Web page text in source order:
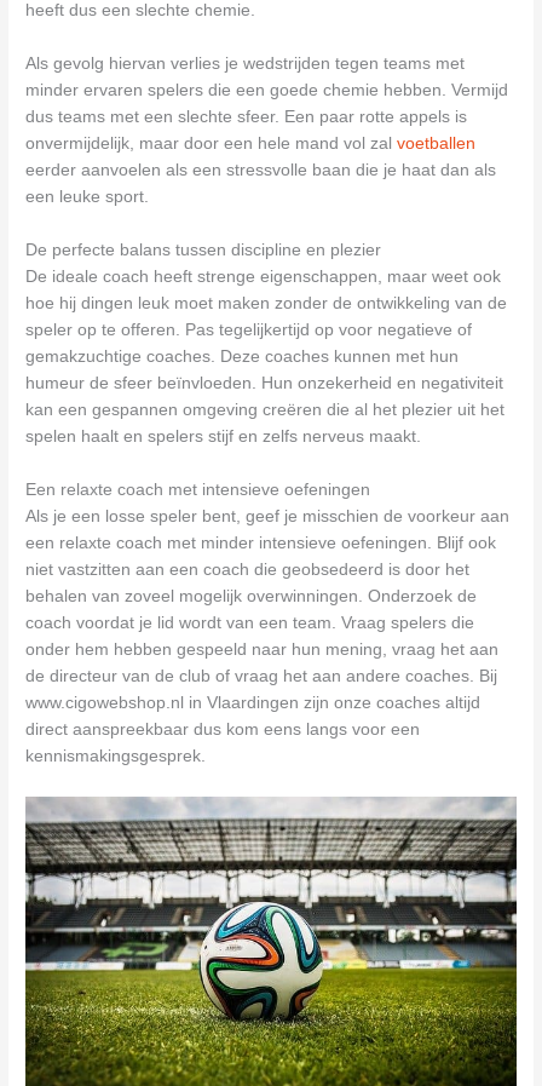
heeft dus een slechte chemie.
Als gevolg hiervan verlies je wedstrijden tegen teams met
minder ervaren spelers die een goede chemie hebben. Vermijd
dus teams met een slechte sfeer. Een paar rotte appels is
onvermijdelijk, maar door een hele mand vol zalvoetballen
eerder aanvoelen als een stressvolle baan die je haat dan als
een leuke sport.
De perfecte balans tussen discipline en plezier
De ideale coach heeft strenge eigenschappen, maar weet ook
hoe hij dingen leuk moet maken zonder de ontwikkeling van de
speler op te offeren. Pas tegelijkertijd op voor negatieve of
gemakzuchtige coaches. Deze coaches kunnen met hun
humeur de sfeer beïnvloeden. Hun onzekerheid en negativiteit
kan een gespannen omgeving creëren die al het plezier uit het
spelen haalt en spelers stijf en zelfs nerveus maakt.
Een relaxte coach met intensieve oefeningen
Als je een losse speler bent, geef je misschien de voorkeur aan
een relaxte coach met minder intensieve oefeningen. Blijf ook
niet vastzitten aan een coach die geobsedeerd is door het
behalen van zoveel mogelijk overwinningen. Onderzoek de
coach voordat je lid wordt van een team. Vraag spelers die
onder hem hebben gespeeld naar hun mening, vraag het aan
de directeur van de club of vraag het aan andere coaches. Bij
www.cigowebshop.nl in Vlaardingen zijn onze coaches altijd
direct aanspreekbaar dus kom eens langs voor een
kennismakingsgesprek.